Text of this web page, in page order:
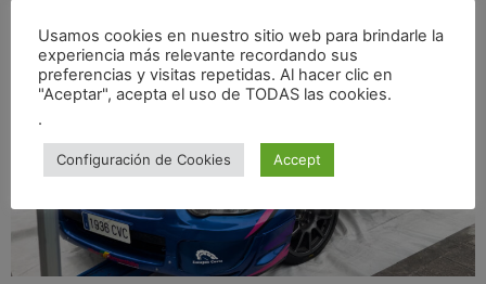
Usamos cookies en nuestro sitio web para brindarle la
experiencia más relevante recordando sus
preferencias y visitas repetidas. Al hacer clic en
"Aceptar", acepta el uso de TODAS las cookies.
.
Configuración de Cookies Accept